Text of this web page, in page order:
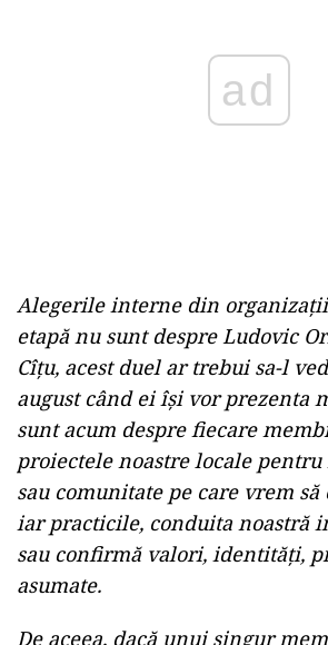
ad
Alegerile interne din
etapă nu sunt despre Ludovic
Cîțu, acest duel ar trebui sa-l
august când ei își vor prezenta
sunt acum despre fiecare
proiectele noastre locale pentru
sau comunitate pe care vrem
iar practicile, conduita noastră
sau confirmă valori, identități,
asumate.
De aceea, dacă unui singur